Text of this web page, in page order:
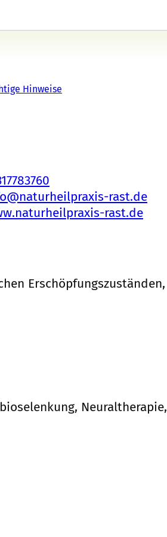
Hinweise
rast.de
rast.de
Erschöpfungszuständen,
Neuraltherapie,